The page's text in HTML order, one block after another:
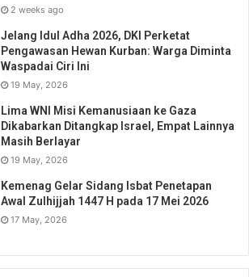
2 weeks ago
Jelang Idul Adha 2026, DKI Perketat
Pengawasan Hewan Kurban: Warga Diminta
Waspadai Ciri Ini
19 May, 2026
Lima WNI Misi Kemanusiaan ke Gaza
Dikabarkan Ditangkap Israel, Empat Lainnya
Masih Berlayar
19 May, 2026
Kemenag Gelar Sidang Isbat Penetapan
Awal Zulhijjah 1447 H pada 17 Mei 2026
17 May, 2026